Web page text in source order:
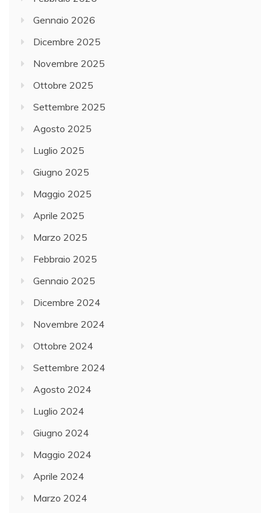
Gennaio 2026
Dicembre 2025
Novembre 2025
Ottobre 2025
Settembre 2025
Agosto 2025
Luglio 2025
Giugno 2025
Maggio 2025
Aprile 2025
Marzo 2025
Febbraio 2025
Gennaio 2025
Dicembre 2024
Novembre 2024
Ottobre 2024
Settembre 2024
Agosto 2024
Luglio 2024
Giugno 2024
Maggio 2024
Aprile 2024
Marzo 2024